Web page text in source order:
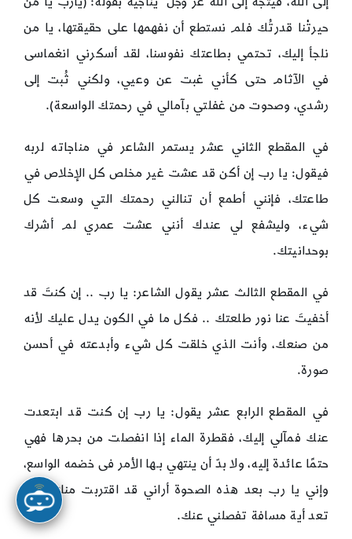
حيرتْنا قدرتُك فلم نستطع أن نفهمها على حقيقتها، يا من
نلجأ إليك، تحتمي بطاعتك نفوسنا، لقد أسكرني انغماسى
في الآثام حتى كأني غبت عن وعيي، ولكني ثُبت إلى
رشدي، وصحوت من غفلتي بآمالي في رحمتك الواسعة).
في المقطع الثاني عشر يستمر الشاعر في مناجاته لربه
فيقول: يا رب إن أكن قد عشت غير مخلص كل الإخلاص في
طاعتك، فإنني أطمع أن تنالني رحمتك التي وسعت كل
شيء، وليشفع لي عندك أنني عشت عمري لم أشرك
بوحدانيتك.
في المقطع الثالث عشر يقول الشاعر: يا رب .. إن كنتَ قد
أخفيتَ عنا نور طلعتك .. فكل ما في الكون يدل عليك لأنه
من صنعك، وأنت الذي خلقت كل شيء وأبدعته في أحسن
صورة.
في المقطع الرابع عشر يقول: يا رب إن كنت قد ابتعدت
عنك فمآلي إليك، فقطرة الماء إذا انفصلت من بحرها فهي
حتمًا عائدة إليه، ولا بدّ أن ينتهي بـها الأمر فى خضمه الواسع،
وإني يا رب بعد هذه الصحوة أراني قد اقتربت منك، ولم
تعد أية مسافة تفصلني عنك.